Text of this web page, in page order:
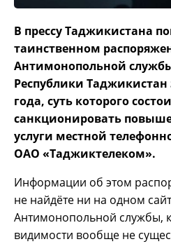
В прессу Таджикистана
таинственном
Антимонопольной
Республики Таджикистан
года, суть которого
санкционировать
услуги местной
ОАО «Таджиктелеком».
Информации об этом
не найдёте ни на одном
Антимонопольной службы,
видимости вообще не